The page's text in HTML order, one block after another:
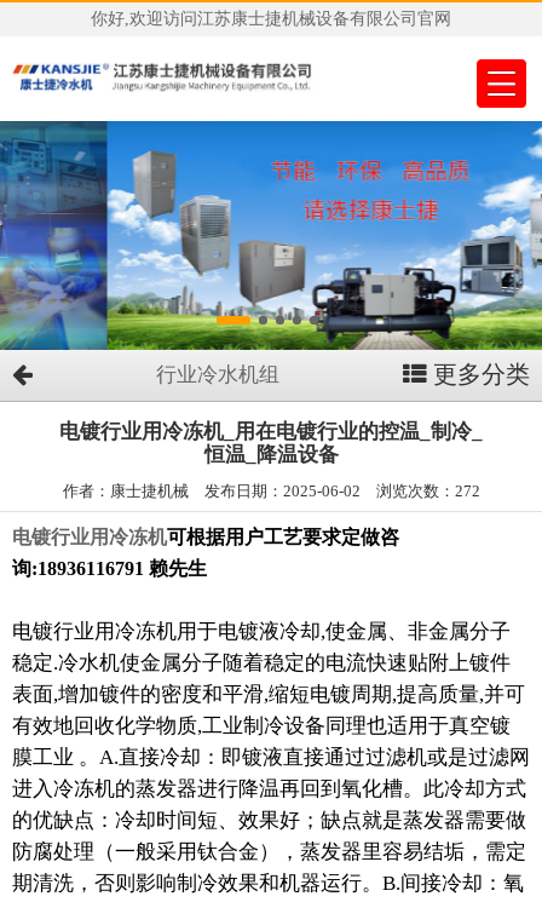
你好,欢迎访问江苏康士捷机械设备有限公司官网
行业冷水机组 更多分类
电镀行业用冷冻机_用在电镀行业的控温_制冷_
恒温_降温设备
作者：康士捷机械 发布日期：2025-06-02 浏览次数：272
电镀行业用冷冻机可根据用户工艺要求定做咨
询:18936116791 赖先生
电镀行业用冷冻机用于电镀液冷却,使金属、非金属分子
稳定.冷水机使金属分子随着稳定的电流快速贴附上镀件
表面,增加镀件的密度和平滑,缩短电镀周期,提高质量,并可
有效地回收化学物质,工业制冷设备同理也适用于真空镀
膜工业 。A.直接冷却：即镀液直接通过过滤机或是过滤网
进入冷冻机的蒸发器进行降温再回到氧化槽。此冷却方式
的优缺点：冷却时间短、效果好；缺点就是蒸发器需要做
防腐处理（一般采用钛合金），蒸发器里容易结垢，需定
期清洗，否则影响制冷效果和机器运行。B.间接冷却：氧